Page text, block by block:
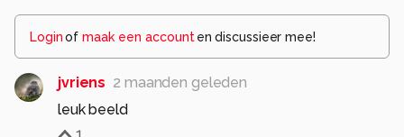
Loginof maak een account en discussieer mee!
jvriens 2 maanden geleden
leuk beeld